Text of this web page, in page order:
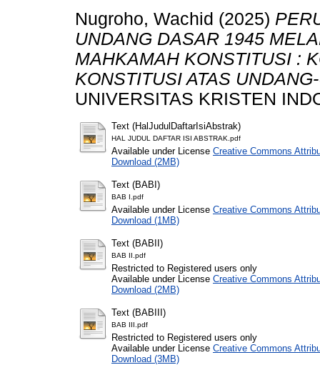
Nugroho, Wachid (2025)
UNDANG DASAR 1945
MAHKAMAH KONSTITUSI :
KONSTITUSI ATAS
UNIVERSITAS KRISTEN
Text (HalJudulDaftarIsiAbstrak)
HAL JUDUL DAFTAR ISI ABSTRAK.pdf
Available under License Creative Commons
Download (2MB)
Text (BABI)
BAB I.pdf
Available under License Creative Commons
Download (1MB)
Text (BABII)
BAB II.pdf
Restricted to Registered users only
Available under License Creative Commons
Download (2MB)
Text (BABIII)
BAB III.pdf
Restricted to Registered users only
Available under License Creative Commons
Download (3MB)